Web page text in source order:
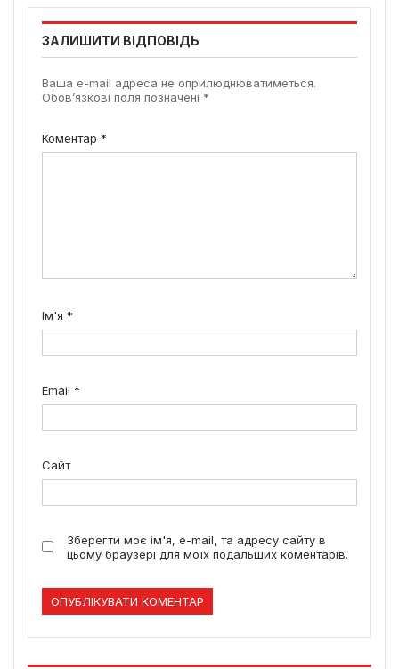
ЗАЛИШИТИ ВІДПОВІДЬ
Ваша e-mail адреса не оприлюднюватиметься.
Обов’язкові поля позначені *
Коментар *
Ім'я *
Email *
Сайт
Зберегти моє ім'я, e-mail, та адресу сайту в
цьому браузері для моїх подальших коментарів.